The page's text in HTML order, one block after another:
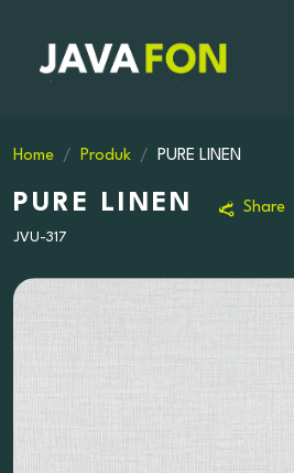
Home Produk PURE LINEN
PURE LINEN
JVU-317
Share